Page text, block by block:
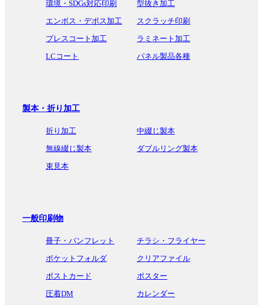
環境・SDGs対応印刷
型抜き加工
エンボス・デボス加工
スクラッチ印刷
プレスコート加工
ラミネート加工
LCコート
パネル製品各種
製本・折り加工
折り加工
中綴じ製本
無線綴じ製本
ダブルリング製本
束見本
一般印刷物
冊子・パンフレット
チラシ・フライヤー
ポケットフォルダ
クリアファイル
ポストカード
ポスター
圧着DM
カレンダー